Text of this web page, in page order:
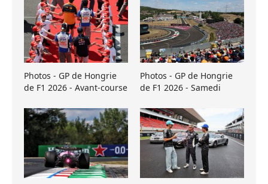
Photos - GP de Hongrie
de F1 2026 - Avant-course
Photos - GP de Hongrie
de F1 2026 - Samedi